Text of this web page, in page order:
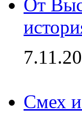
От
Смех